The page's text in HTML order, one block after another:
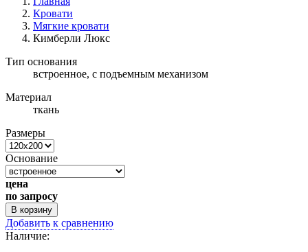
Кровати
Мягкие кровати
Кимберли Люкс
Тип основания
встроенное, с подъемным механизом
Материал
ткань
Размеры
Основание
цена
по запросу
В корзину
Добавить к сравнению
Наличие: